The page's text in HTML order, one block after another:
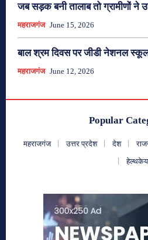
जब सड़क बनी तालाब तो ग्रामीणों ने
महराजगंज June 15, 2026
बाल श्रम दिवस पर जीडी नेशनल
महराजगंज June 12, 2026
Popular
महराजगंज उत्तर प्रदेश देश